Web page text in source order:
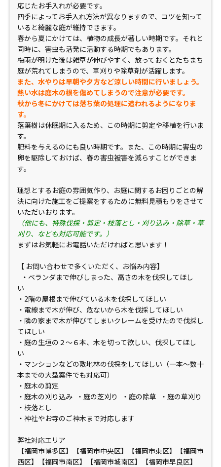
応じたお手入れが必要です。
四季によってお手入れ方法が異なりますので、コツを知って
いると綺麗な庭が維持できます。
春から夏にかけては、植物の成長が著しい時期です。それと
同時に、害虫も活発に活動する時期でもあります。
梅雨が明けた後は雑草が伸びやすく、放っておくとたちまち
庭が荒れてしまうので、草刈りや除草剤が活躍します。
また、水やりは早朝や夕方など涼しい時間に行いましょう。
熱い水は庭木の根を傷めてしまうので注意が必要です。
秋から冬にかけては落ち葉の処理に追われるようになりま
す。
落葉樹は休眠期に入るため、この時期に剪定や移植を行いま
す。
肥料を与えるのにも良い時期です。また、この時期に害虫の
卵を駆除しておけば、春の害虫被害を減らすことができま
す。
理想とするお庭の雰囲気作り、お庭に関するお困りごとの解
決に向けた施工をご提案をするために無料見積もりをさせて
いただいおります。
（他にも、特殊伐採・剪定・枝落とし・刈り込み・除草・草
刈り、なども対応可能です。）
まずはお気軽にお電話いただければと思います！
【 お問い合わせで多くいただく、お悩み内容】
・ベランダまで伸びしまった、高さの木を伐採してほし
い
・2階の屋根まで伸びている木を伐採してほしい
・電線まで木が伸び、危ないから木を伐採してほしい
・隣の家まで木が伸びてしまいクレームを受けたので伐採し
てほしい
・庭の生垣の２〜６本、木を切って欲しい、伐採してほし
い
・マンションなどの敷地林の伐採をしてほしい（一本〜数十
本までの大型案件でも対応可）
・庭木の剪定
・庭木の刈り込み ・庭の芝刈り ・庭の除草 ・庭の草刈り
・枝落とし
・神社やお寺のご神木まで対応します
弊社対応エリア
【福岡市博多区】【福岡市中央区】【福岡市東区】【福岡市
西区】【福岡市南区】【福岡市城南区】【福岡市早良区】